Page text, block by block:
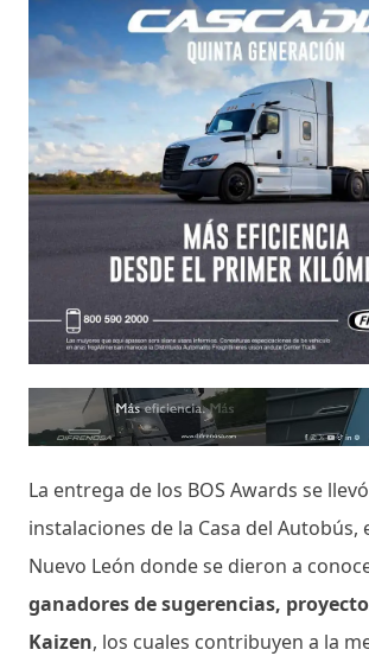
La entrega de los BOS Awards se
instalaciones de la Casa del Autobús,
Nuevo León donde se dieron a
ganadores de sugerencias,
Kaizen, los cuales contribuyen a la